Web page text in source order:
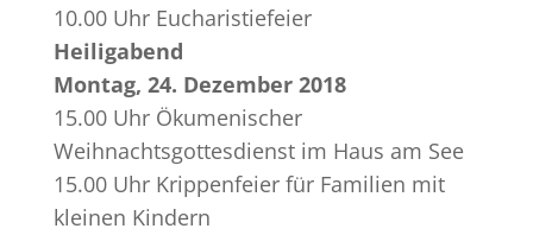
10.00 Uhr Eucharistiefeier
Heiligabend
Montag, 24. Dezember 2018
15.00 Uhr Ökumenischer
Weihnachtsgottesdienst im Haus am See
15.00 Uhr Krippenfeier für Familien mit
kleinen Kindern